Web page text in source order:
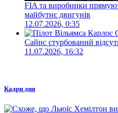
FIA та виробники
майбутнє двигунів
12.07.2026, 0:35
Сайнс стурбований
11.07.2026, 16:32
Кадри дня